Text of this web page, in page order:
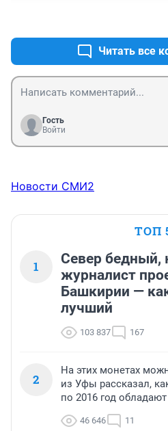
Читать все
Гость
Войти
Новости СМИ2
ТОП
1
Север бедный,
журналист
Башкирии —
лучший
103 837 167
2
На этих монетах
из Уфы рассказал,
по 2016 год
46 646 11